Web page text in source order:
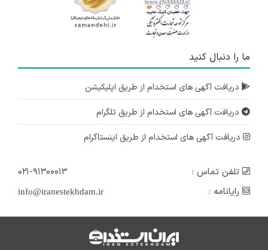
ما را دنبال کنید
دریافت آگهی های استخدام از طریق اپلیکیشن
دریافت آگهی های استخدام از طریق تلگرام
دریافت آگهی های استخدام از طریق اینستاگرام
تلفن تماس :
۰۲۱-۹۱۳۰۰۰۱۳
رایانامه :
info@iranestekhdam.ir